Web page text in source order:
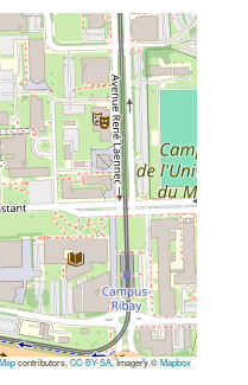
contributors, CC-BY-SA, Imagery ©Mapbox